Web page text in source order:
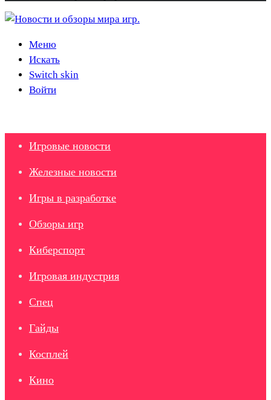
Меню
Искать
Switch skin
Войти
Игровые новости
Железные новости
Игры в разработке
Обзоры игр
Киберспорт
Игровая индустрия
Спец
Гайды
Косплей
Кино